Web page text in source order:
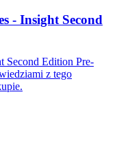
- Insight Second
Second Edition Pre-
z tego